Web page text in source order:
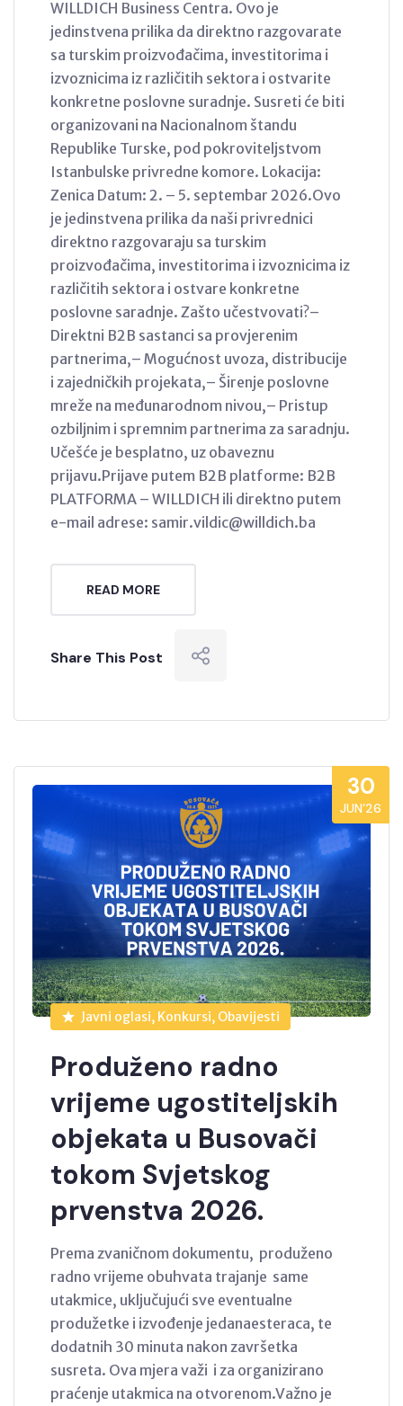
WILLDICH Business Centra. Ovo je
jedinstvena prilika da direktno razgovarate
sa turskim proizvođačima, investitorima i
izvoznicima iz različitih sektora i ostvarite
konkretne poslovne suradnje. Susreti će biti
organizovani na Nacionalnom štandu
Republike Turske, pod pokroviteljstvom
Istanbulske privredne komore. Lokacija:
Zenica Datum: 2. – 5. septembar 2026.Ovo
je jedinstvena prilika da naši privrednici
direktno razgovaraju sa turskim
proizvođačima, investitorima i izvoznicima iz
različitih sektora i ostvare konkretne
poslovne saradnje. Zašto učestvovati?–
Direktni B2B sastanci sa provjerenim
partnerima,– Mogućnost uvoza, distribucije
i zajedničkih projekata,– Širenje poslovne
mreže na međunarodnom nivou,– Pristup
ozbiljnim i spremnim partnerima za saradnju.
Učešće je besplatno, uz obaveznu
prijavu.Prijave putem B2B platforme: B2B
PLATFORMA – WILLDICH ili direktno putem
e-mail adrese: samir.vildic@willdich.ba
READ MORE
Share This Post
30
JUN’26
Javni oglasi, Konkursi, Obavijesti
Produženo radno
vrijeme ugostiteljskih
objekata u Busovači
tokom Svjetskog
prvenstva 2026.
Prema zvaničnom dokumentu, produženo
radno vrijeme obuhvata trajanje same
utakmice, uključujući sve eventualne
produžetke i izvođenje jedanaesteraca, te
dodatnih 30 minuta nakon završetka
susreta. Ova mjera važi i za organizirano
praćenje utakmica na otvorenom.Važno je